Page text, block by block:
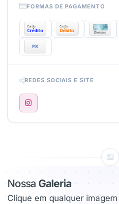
FORMAS DE PAGAMENTO
REDES SOCIAIS E SITE
Nossa Galeria
Clique em qualquer